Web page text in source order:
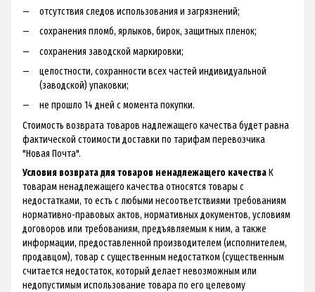
отсутствия следов использования и загрязнений;
сохранения пломб, ярлыков, бирок, защитных пленок;
сохранения заводской маркировки;
целостности, сохранности всех частей индивидуальной
(заводской) упаковки;
не прошло 14 дней с момента покупки.
Стоимость возврата товаров надлежащего качества будет равна
фактической стоимости доставки по тарифам перевозчика
"Новая Почта".
Условия возврата для товаров ненадлежащего качестваК
товарам ненадлежащего качества относятся товары с
недостатками, то есть с любыми несоответствиями требованиям
нормативно-правовых актов, нормативных документов, условиям
договоров или требованиям, предъявляемым к ним, а также
информации, предоставленной производителем (исполнителем,
продавцом), товар с существенным недостатком (существенным
считается недостаток, который делает невозможным или
недопустимым использование товара по его целевому